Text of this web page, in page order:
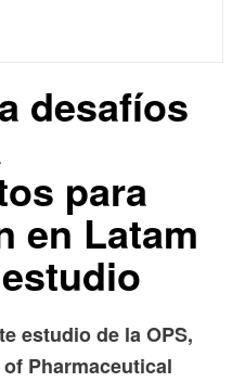
desafíos
para
en Latam
estudio de la OPS,
Pharmaceutical